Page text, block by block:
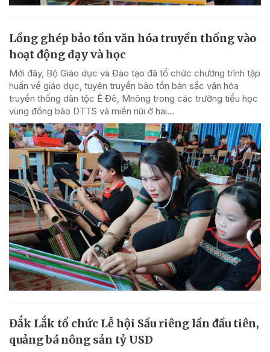
Lồng ghép bảo tồn văn hóa truyền thống vào
hoạt động dạy và học
Mới đây, Bộ Giáo dục và Đào tạo đã tổ chức chương trình tập
huấn về giáo dục, tuyên truyền bảo tồn bản sắc văn hóa
truyền thống dân tộc Ê Đê, Mnông trong các trường tiểu học
vùng đồng bào DTTS và miền núi ở hai...
Đắk Lắk tổ chức Lễ hội Sầu riêng lần đầu tiên,
quảng bá nông sản tỷ USD